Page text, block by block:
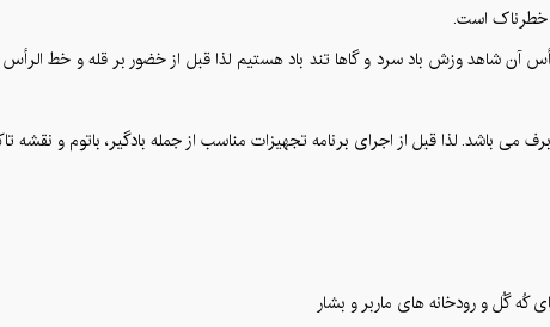
خطرناک است.
آن شاهد وزش باد سرد و گاها تند باد هستیم لذا قبل از خضور بر قله و خط الرأس
می باشد. لذا قبل از اجرای برنامه تجهیزات مناسب از جمله بادگیر، باتوم و نقشه
گُل و رودخانه های ماربر و بشار